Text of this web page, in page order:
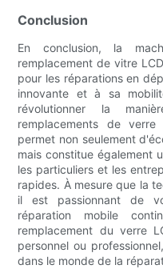
Conclusion
En conclusion, la
remplacement de vitre
pour les réparations en
innovante et à sa
révolutionner la
remplacements de
permet non seulement
mais constitue également
les particuliers et les
rapides. À mesure que la
il est passionnant de
réparation mobile
remplacement du verre
personnel ou
dans le monde de la